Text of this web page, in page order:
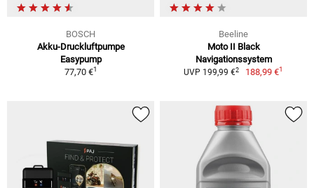
BOSCH
Akku-Druckluftpumpe
Easypump
77,70 €1
Beeline
Moto II Black
Navigationssystem
UVP 199,99 €2 188,99 €1